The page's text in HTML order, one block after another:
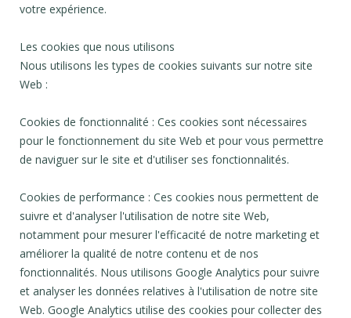
votre expérience.
Les cookies que nous utilisons
Nous utilisons les types de cookies suivants sur notre site
Web :
Cookies de fonctionnalité : Ces cookies sont nécessaires
pour le fonctionnement du site Web et pour vous permettre
de naviguer sur le site et d'utiliser ses fonctionnalités.
Cookies de performance : Ces cookies nous permettent de
suivre et d'analyser l'utilisation de notre site Web,
notamment pour mesurer l'efficacité de notre marketing et
améliorer la qualité de notre contenu et de nos
fonctionnalités. Nous utilisons Google Analytics pour suivre
et analyser les données relatives à l'utilisation de notre site
Web. Google Analytics utilise des cookies pour collecter des